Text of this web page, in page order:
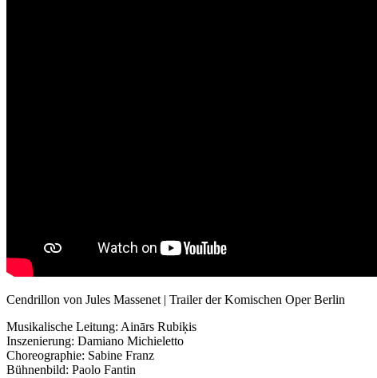
Cendrillon von Jules Massenet | Trailer der Komischen Oper Berlin
Musikalische Leitung: Ainārs Rubiķis
Inszenierung: Damiano Michieletto
Choreographie: Sabine Franz
Bühnenbild: Paolo Fantin